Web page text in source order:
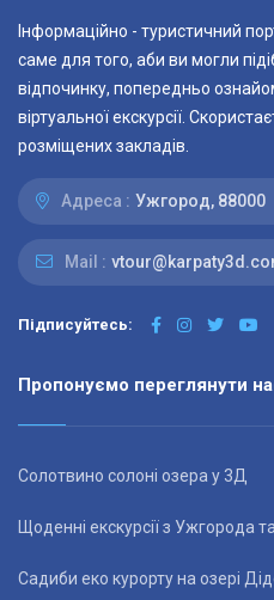
Інформаційно - туристичний
саме для того, аби ви могли
відпочинку, попередньо
віртуальної екскурсії.
розміщених закладів.
Адреса : Ужгород, 88000
Mail :
Підписуйтесь:
Пропонуємо переглянути
Солотвино солоні озера у 3Д
Щоденні екскурсії з Ужгорода
Садиби еко курорту на озері